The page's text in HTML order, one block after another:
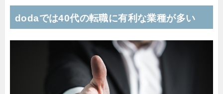
dodaでは40代の転職に有利な業種が多い